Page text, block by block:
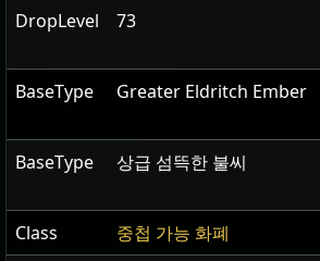
DropLevel
73
BaseType Greater Eldritch Ember
BaseType 상급 섬뜩한 불씨
Class
중첩 가능 화폐